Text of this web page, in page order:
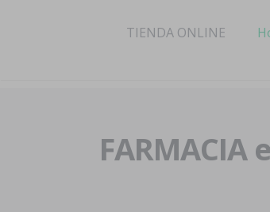
TIENDA ONLINE
FARMACIA